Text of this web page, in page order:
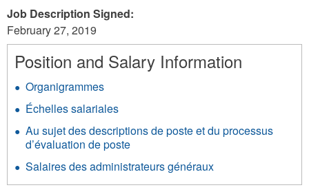
Job Description Signed:
February 27, 2019
Position and Salary Information
Organigrammes
Échelles salariales
Au sujet des descriptions de poste et du processus
d’évaluation de poste
Salaires des administrateurs généraux